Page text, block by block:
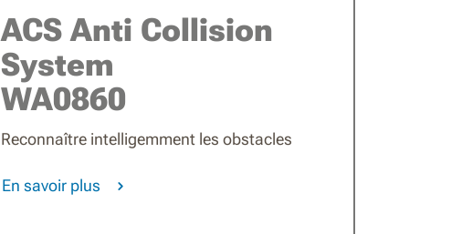
ACS Anti Collision
System
WA0860
Reconnaître intelligemment les obstacles
En savoir plus